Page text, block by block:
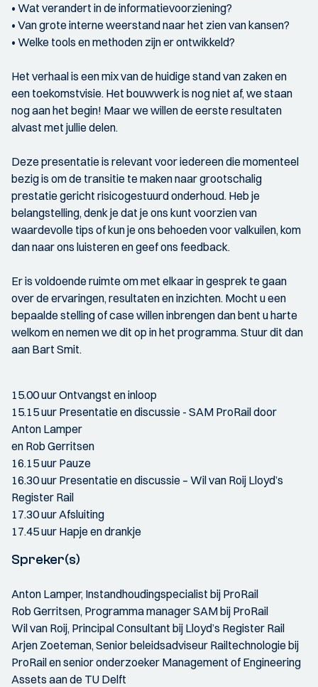
• Wat verandert in de informatievoorziening?
• Van grote interne weerstand naar het zien van kansen?
• Welke tools en methoden zijn er ontwikkeld?
Het verhaal is een mix van de huidige stand van zaken en
een toekomstvisie. Het bouwwerk is nog niet af, we staan
nog aan het begin! Maar we willen de eerste resultaten
alvast met jullie delen.
Deze presentatie is relevant voor iedereen die momenteel
bezig is om de transitie te maken naar grootschalig
prestatie gericht risicogestuurd onderhoud. Heb je
belangstelling, denk je dat je ons kunt voorzien van
waardevolle tips of kun je ons behoeden voor valkuilen, kom
dan naar ons luisteren en geef ons feedback.
Er is voldoende ruimte om met elkaar in gesprek te gaan
over de ervaringen, resultaten en inzichten. Mocht u een
bepaalde stelling of case willen inbrengen dan bent u harte
welkom en nemen we dit op in het programma. Stuur dit dan
aan Bart Smit.
15.00 uur Ontvangst en inloop
15.15 uur Presentatie en discussie - SAM ProRail door
Anton Lamper
en Rob Gerritsen
16.15 uur Pauze
16.30 uur Presentatie en discussie – Wil van Roij Lloyd’s
Register Rail
17.30 uur Afsluiting
17.45 uur Hapje en drankje
Spreker(s)
Anton Lamper, Instandhoudingspecialist bij ProRail
Rob Gerritsen, Programma manager SAM bij ProRail
Wil van Roij, Principal Consultant bij Lloyd’s Register Rail
Arjen Zoeteman, Senior beleidsadviseur Railtechnologie bij
ProRail en senior onderzoeker Management of Engineering
Assets aan de TU Delft